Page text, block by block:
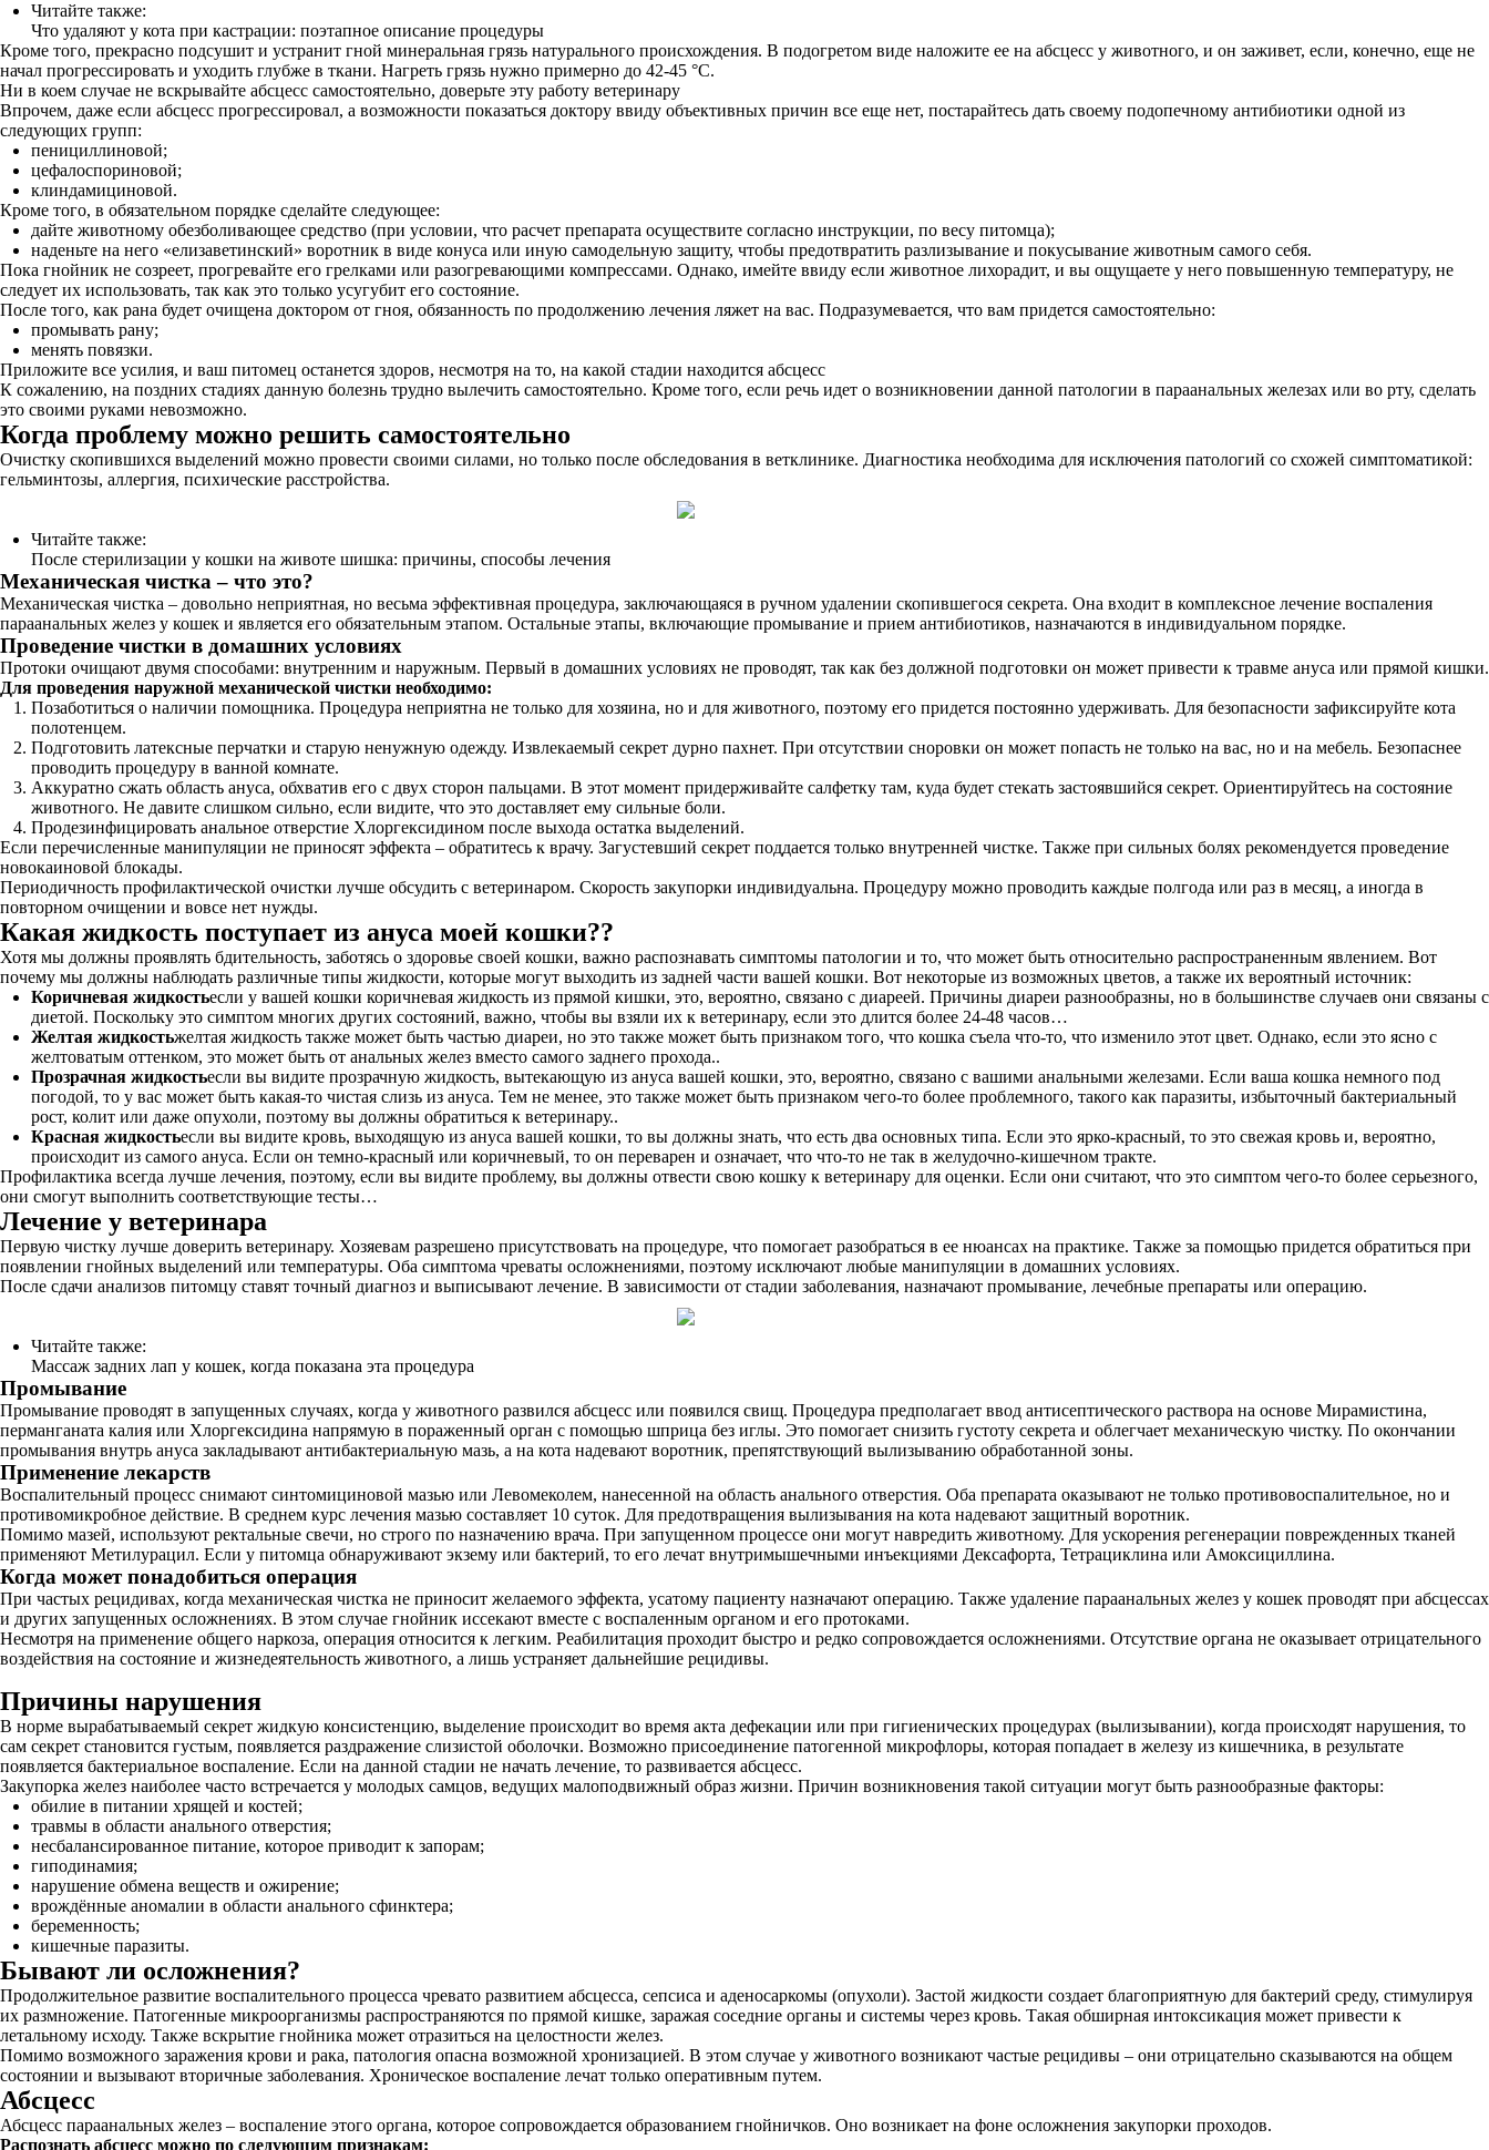
Читайте также:
Что удаляют у кота при кастрации: поэтапное описание процедуры
Кроме того, прекрасно подсушит и устранит гной минеральная грязь натурального происхождения. В подогретом виде наложите ее на абсцесс у животного, и он заживет, если, конечно, еще не
начал прогрессировать и уходить глубже в ткани. Нагреть грязь нужно примерно до 42-45 °C.
Ни в коем случае не вскрывайте абсцесс самостоятельно, доверьте эту работу ветеринару
Впрочем, даже если абсцесс прогрессировал, а возможности показаться доктору ввиду объективных причин все еще нет, постарайтесь дать своему подопечному антибиотики одной из
следующих групп:
пенициллиновой;
цефалоспориновой;
клиндамициновой.
Кроме того, в обязательном порядке сделайте следующее:
дайте животному обезболивающее средство (при условии, что расчет препарата осуществите согласно инструкции, по весу питомца);
наденьте на него «елизаветинский» воротник в виде конуса или иную самодельную защиту, чтобы предотвратить разлизывание и покусывание животным самого себя.
Пока гнойник не созреет, прогревайте его грелками или разогревающими компрессами. Однако, имейте ввиду если животное лихорадит, и вы ощущаете у него повышенную температуру, не
следует их использовать, так как это только усугубит его состояние.
После того, как рана будет очищена доктором от гноя, обязанность по продолжению лечения ляжет на вас. Подразумевается, что вам придется самостоятельно:
промывать рану;
менять повязки.
Приложите все усилия, и ваш питомец останется здоров, несмотря на то, на какой стадии находится абсцесс
К сожалению, на поздних стадиях данную болезнь трудно вылечить самостоятельно. Кроме того, если речь идет о возникновении данной патологии в параанальных железах или во рту, сделать
это своими руками невозможно.
Когда проблему можно решить самостоятельно
Очистку скопившихся выделений можно провести своими силами, но только после обследования в ветклинике. Диагностика необходима для исключения патологий со схожей симптоматикой:
гельминтозы, аллергия, психические расстройства.
Читайте также:
После стерилизации у кошки на животе шишка: причины, способы лечения
Механическая чистка – что это?
Механическая чистка – довольно неприятная, но весьма эффективная процедура, заключающаяся в ручном удалении скопившегося секрета. Она входит в комплексное лечение воспаления
параанальных желез у кошек и является его обязательным этапом. Остальные этапы, включающие промывание и прием антибиотиков, назначаются в индивидуальном порядке.
Проведение чистки в домашних условиях
Протоки очищают двумя способами: внутренним и наружным. Первый в домашних условиях не проводят, так как без должной подготовки он может привести к травме ануса или прямой кишки.
Для проведения наружной механической чистки необходимо:
Позаботиться о наличии помощника. Процедура неприятна не только для хозяина, но и для животного, поэтому его придется постоянно удерживать. Для безопасности зафиксируйте кота
полотенцем.
Подготовить латексные перчатки и старую ненужную одежду. Извлекаемый секрет дурно пахнет. При отсутствии сноровки он может попасть не только на вас, но и на мебель. Безопаснее
проводить процедуру в ванной комнате.
Аккуратно сжать область ануса, обхватив его с двух сторон пальцами. В этот момент придерживайте салфетку там, куда будет стекать застоявшийся секрет. Ориентируйтесь на состояние
животного. Не давите слишком сильно, если видите, что это доставляет ему сильные боли.
Продезинфицировать анальное отверстие Хлоргексидином после выхода остатка выделений.
Если перечисленные манипуляции не приносят эффекта – обратитесь к врачу. Загустевший секрет поддается только внутренней чистке. Также при сильных болях рекомендуется проведение
новокаиновой блокады.
Периодичность профилактической очистки лучше обсудить с ветеринаром. Скорость закупорки индивидуальна. Процедуру можно проводить каждые полгода или раз в месяц, а иногда в
повторном очищении и вовсе нет нужды.
Какая жидкость поступает из ануса моей кошки??
Хотя мы должны проявлять бдительность, заботясь о здоровье своей кошки, важно распознавать симптомы патологии и то, что может быть относительно распространенным явлением. Вот
почему мы должны наблюдать различные типы жидкости, которые могут выходить из задней части вашей кошки. Вот некоторые из возможных цветов, а также их вероятный источник:
Коричневая жидкостьесли у вашей кошки коричневая жидкость из прямой кишки, это, вероятно, связано с диареей. Причины диареи разнообразны, но в большинстве случаев они связаны с
диетой. Поскольку это симптом многих других состояний, важно, чтобы вы взяли их к ветеринару, если это длится более 24-48 часов…
Желтая жидкостьжелтая жидкость также может быть частью диареи, но это также может быть признаком того, что кошка съела что-то, что изменило этот цвет. Однако, если это ясно с
желтоватым оттенком, это может быть от анальных желез вместо самого заднего прохода..
Прозрачная жидкостьесли вы видите прозрачную жидкость, вытекающую из ануса вашей кошки, это, вероятно, связано с вашими анальными железами. Если ваша кошка немного под
погодой, то у вас может быть какая-то чистая слизь из ануса. Тем не менее, это также может быть признаком чего-то более проблемного, такого как паразиты, избыточный бактериальный
рост, колит или даже опухоли, поэтому вы должны обратиться к ветеринару..
Красная жидкостьесли вы видите кровь, выходящую из ануса вашей кошки, то вы должны знать, что есть два основных типа. Если это ярко-красный, то это свежая кровь и, вероятно,
происходит из самого ануса. Если он темно-красный или коричневый, то он переварен и означает, что что-то не так в желудочно-кишечном тракте.
Профилактика всегда лучше лечения, поэтому, если вы видите проблему, вы должны отвести свою кошку к ветеринару для оценки. Если они считают, что это симптом чего-то более серьезного,
они смогут выполнить соответствующие тесты…
Лечение у ветеринара
Первую чистку лучше доверить ветеринару. Хозяевам разрешено присутствовать на процедуре, что помогает разобраться в ее нюансах на практике. Также за помощью придется обратиться при
появлении гнойных выделений или температуры. Оба симптома чреваты осложнениями, поэтому исключают любые манипуляции в домашних условиях.
После сдачи анализов питомцу ставят точный диагноз и выписывают лечение. В зависимости от стадии заболевания, назначают промывание, лечебные препараты или операцию.
Читайте также:
Массаж задних лап у кошек, когда показана эта процедура
Промывание
Промывание проводят в запущенных случаях, когда у животного развился абсцесс или появился свищ. Процедура предполагает ввод антисептического раствора на основе Мирамистина,
перманганата калия или Хлоргексидина напрямую в пораженный орган с помощью шприца без иглы. Это помогает снизить густоту секрета и облегчает механическую чистку. По окончании
промывания внутрь ануса закладывают антибактериальную мазь, а на кота надевают воротник, препятствующий вылизыванию обработанной зоны.
Применение лекарств
Воспалительный процесс снимают синтомициновой мазью или Левомеколем, нанесенной на область анального отверстия. Оба препарата оказывают не только противовоспалительное, но и
противомикробное действие. В среднем курс лечения мазью составляет 10 суток. Для предотвращения вылизывания на кота надевают защитный воротник.
Помимо мазей, используют ректальные свечи, но строго по назначению врача. При запущенном процессе они могут навредить животному. Для ускорения регенерации поврежденных тканей
применяют Метилурацил. Если у питомца обнаруживают экзему или бактерий, то его лечат внутримышечными инъекциями Дексафорта, Тетрациклина или Амоксициллина.
Когда может понадобиться операция
При частых рецидивах, когда механическая чистка не приносит желаемого эффекта, усатому пациенту назначают операцию. Также удаление параанальных желез у кошек проводят при абсцессах
и других запущенных осложнениях. В этом случае гнойник иссекают вместе с воспаленным органом и его протоками.
Несмотря на применение общего наркоза, операция относится к легким. Реабилитация проходит быстро и редко сопровождается осложнениями. Отсутствие органа не оказывает отрицательного
воздействия на состояние и жизнедеятельность животного, а лишь устраняет дальнейшие рецидивы.
Причины нарушения
В норме вырабатываемый секрет жидкую консистенцию, выделение происходит во время акта дефекации или при гигиенических процедурах (вылизывании), когда происходят нарушения, то
сам секрет становится густым, появляется раздражение слизистой оболочки. Возможно присоединение патогенной микрофлоры, которая попадает в железу из кишечника, в результате
появляется бактериальное воспаление. Если на данной стадии не начать лечение, то развивается абсцесс.
Закупорка желез наиболее часто встречается у молодых самцов, ведущих малоподвижный образ жизни. Причин возникновения такой ситуации могут быть разнообразные факторы:
обилие в питании хрящей и костей;
травмы в области анального отверстия;
несбалансированное питание, которое приводит к запорам;
гиподинамия;
нарушение обмена веществ и ожирение;
врождённые аномалии в области анального сфинктера;
беременность;
кишечные паразиты.
Бывают ли осложнения?
Продолжительное развитие воспалительного процесса чревато развитием абсцесса, сепсиса и аденосаркомы (опухоли). Застой жидкости создает благоприятную для бактерий среду, стимулируя
их размножение. Патогенные микроорганизмы распространяются по прямой кишке, заражая соседние органы и системы через кровь. Такая обширная интоксикация может привести к
летальному исходу. Также вскрытие гнойника может отразиться на целостности желез.
Помимо возможного заражения крови и рака, патология опасна возможной хронизацией. В этом случае у животного возникают частые рецидивы – они отрицательно сказываются на общем
состоянии и вызывают вторичные заболевания. Хроническое воспаление лечат только оперативным путем.
Абсцесс
Абсцесс параанальных желез – воспаление этого органа, которое сопровождается образованием гнойничков. Оно возникает на фоне осложнения закупорки проходов.
Распознать абсцесс можно по следующим признакам: